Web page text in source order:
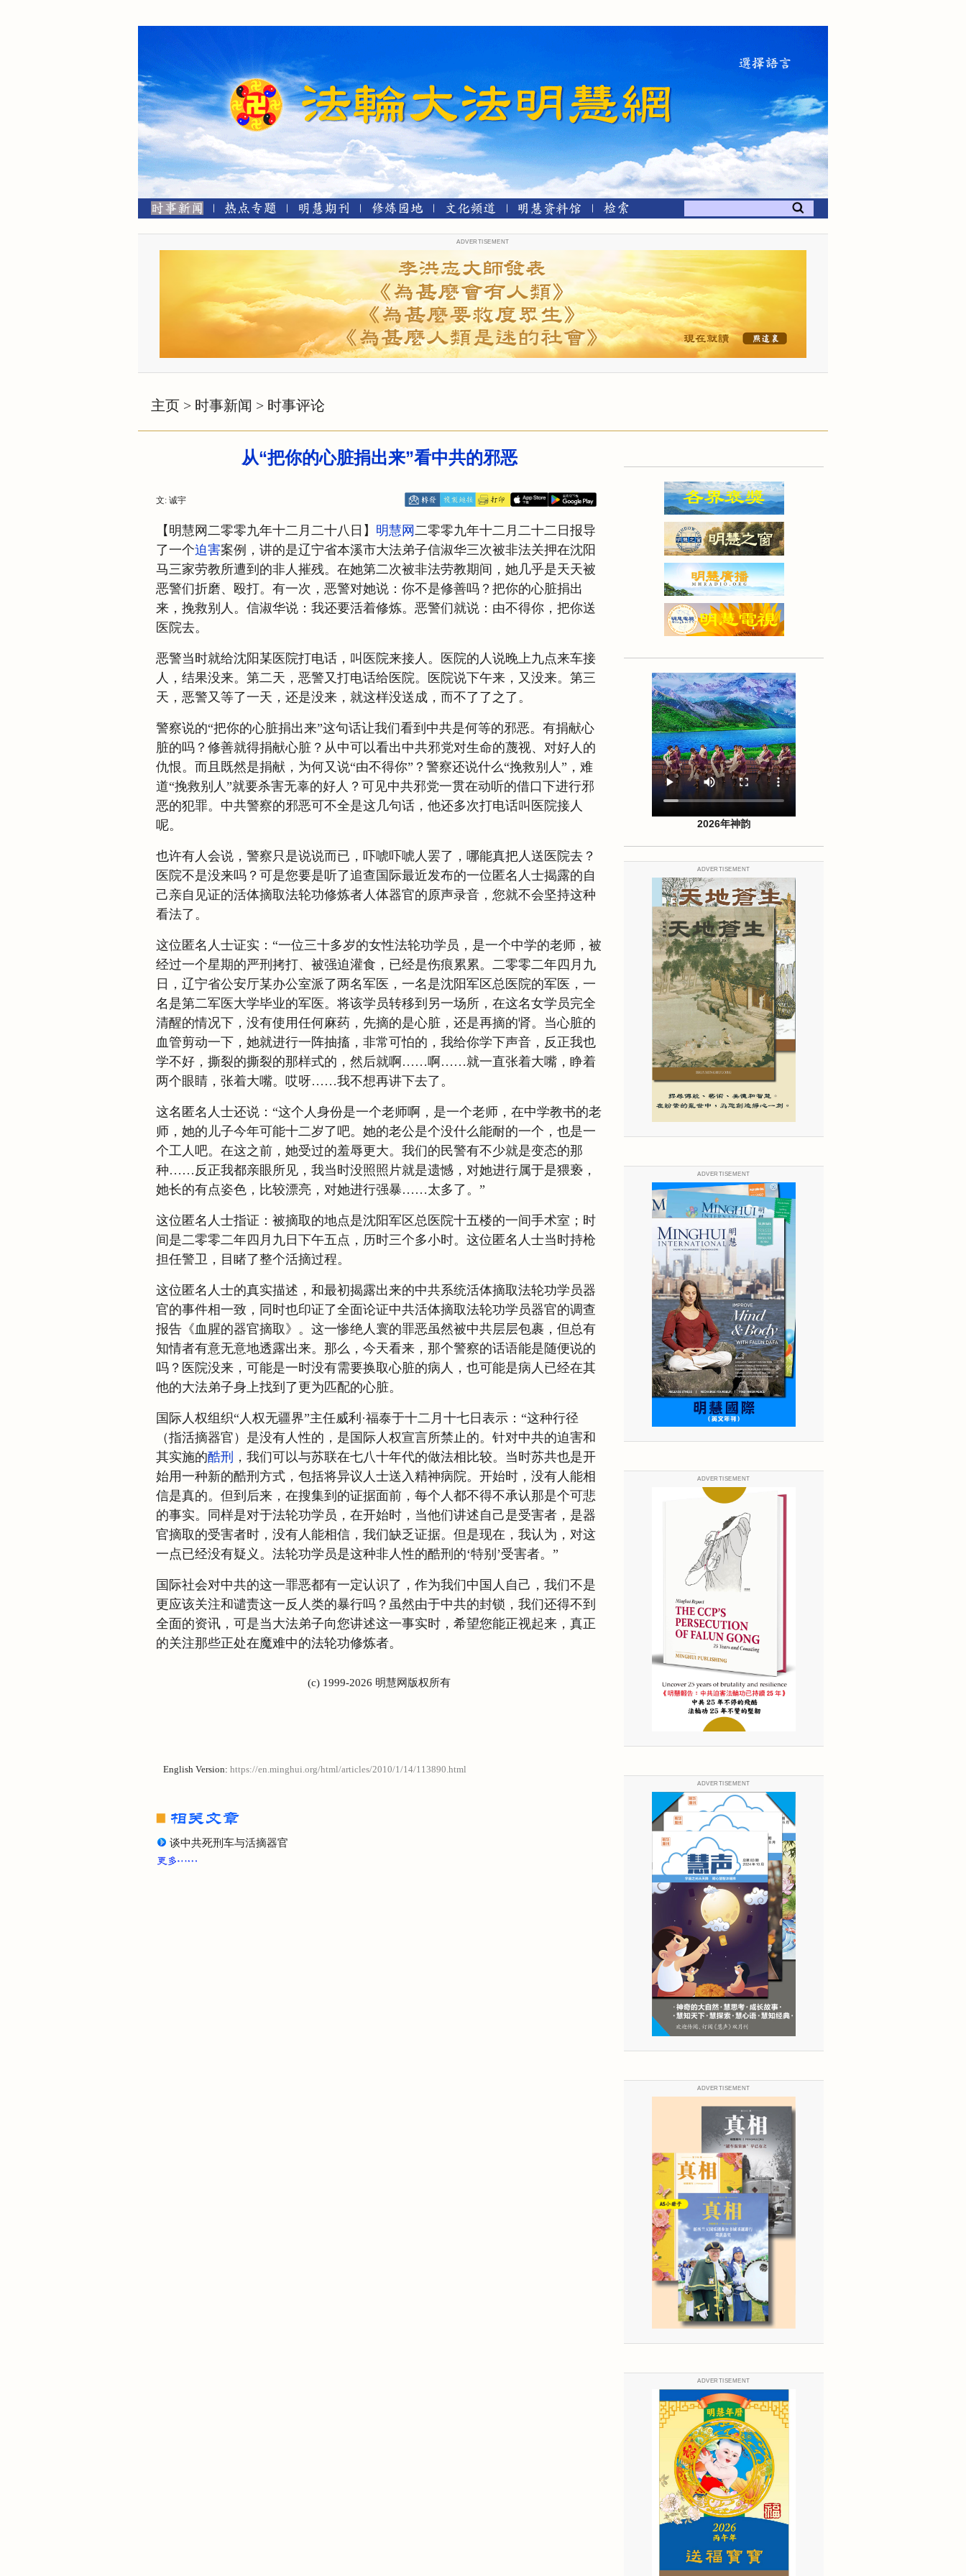
ADVERTISEMENT
主页 > 时事新闻 > 时事评论
从“把你的心脏捐出来”看中共的邪恶
文: 诚宇
【明慧网二零零九年十二月二十八日】 明慧网 二零零九年十二月二十二日报导
了一个迫害案例，讲的是辽宁省本溪市大法弟子信淑华三次被非法关押在沈阳
马三家劳教所遭到的非人摧残。在她第二次被非法劳教期间，她几乎是天天被
恶警们折磨、殴打。有一次，恶警对她说：你不是修善吗？把你的心脏捐出
来，挽救别人。信淑华说：我还要活着修炼。恶警们就说：由不得你，把你送
医院去。
恶警当时就给沈阳某医院打电话，叫医院来接人。医院的人说晚上九点来车接
人，结果没来。第二天，恶警又打电话给医院。医院说下午来，又没来。第三
天，恶警又等了一天，还是没来，就这样没送成，而不了了之了。
警察说的“把你的心脏捐出来”这句话让我们看到中共是何等的邪恶。有捐献心
脏的吗？修善就得捐献心脏？从中可以看出中共邪党对生命的蔑视、对好人的
仇恨。而且既然是捐献，为何又说“由不得你”？警察还说什么“挽救别人”，难
道“挽救别人”就要杀害无辜的好人？可见中共邪党一贯在动听的借口下进行邪
恶的犯罪。中共警察的邪恶可不全是这几句话，他还多次打电话叫医院接人
呢。
也许有人会说，警察只是说说而已，吓唬吓唬人罢了，哪能真把人送医院去？
医院不是没来吗？可是您要是听了追查国际最近发布的一位匿名人士揭露的自
己亲自见证的活体摘取法轮功修炼者人体器官的原声录音，您就不会坚持这种
看法了。
这位匿名人士证实：“一位三十多岁的女性法轮功学员，是一个中学的老师，被
经过一个星期的严刑拷打、被强迫灌食，已经是伤痕累累。二零零二年四月九
日，辽宁省公安厅某办公室派了两名军医，一名是沈阳军区总医院的军医，一
名是第二军医大学毕业的军医。将该学员转移到另一场所，在这名女学员完全
清醒的情况下，没有使用任何麻药，先摘的是心脏，还是再摘的肾。当心脏的
血管剪动一下，她就进行一阵抽搐，非常可怕的，我给你学下声音，反正我也
学不好，撕裂的撕裂的那样式的，然后就啊……啊……就一直张着大嘴，睁着
两个眼睛，张着大嘴。哎呀……我不想再讲下去了。
这名匿名人士还说：“这个人身份是一个老师啊，是一个老师，在中学教书的老
师，她的儿子今年可能十二岁了吧。她的老公是个没什么能耐的一个，也是一
个工人吧。在这之前，她受过的羞辱更大。我们的民警有不少就是变态的那
种……反正我都亲眼所见，我当时没照照片就是遗憾，对她进行属于是猥亵，
她长的有点姿色，比较漂亮，对她进行强暴……太多了。”
这位匿名人士指证：被摘取的地点是沈阳军区总医院十五楼的一间手术室；时
间是二零零二年四月九日下午五点，历时三个多小时。这位匿名人士当时持枪
担任警卫，目睹了整个活摘过程。
这位匿名人士的真实描述，和最初揭露出来的中共系统活体摘取法轮功学员器
官的事件相一致，同时也印证了全面论证中共活体摘取法轮功学员器官的调查
报告《血腥的器官摘取》。这一惨绝人寰的罪恶虽然被中共层层包裹，但总有
知情者有意无意地透露出来。那么，今天看来，那个警察的话语能是随便说的
吗？医院没来，可能是一时没有需要换取心脏的病人，也可能是病人已经在其
他的大法弟子身上找到了更为匹配的心脏。
国际人权组织“人权无疆界”主任威利·福泰于十二月十七日表示：“这种行径
（指活摘器官）是没有人性的，是国际人权宣言所禁止的。针对中共的迫害和
其实施的酷刑 ，我们可以与苏联在七八十年代的做法相比较。当时苏共也是开
始用一种新的酷刑方式，包括将异议人士送入精神病院。开始时，没有人能相
信是真的。但到后来，在搜集到的证据面前，每个人都不得不承认那是个可悲
的事实。同样是对于法轮功学员，在开始时，当他们讲述自己是受害者，是器
官摘取的受害者时，没有人能相信，我们缺乏证据。但是现在，我认为，对这
一点已经没有疑义。法轮功学员是这种非人性的酷刑的‘特别’受害者。”
国际社会对中共的这一罪恶都有一定认识了，作为我们中国人自己，我们不是
更应该关注和谴责这一反人类的暴行吗？虽然由于中共的封锁，我们还得不到
全面的资讯，可是当大法弟子向您讲述这一事实时，希望您能正视起来，真正
的关注那些正处在魔难中的法轮功修炼者。
(c) 1999-2026 明慧网版权所有
English Version: https://en.minghui.org/html/articles/2010/1/14/113890.html
谈中共死刑车与活摘器官
2026年神韵
ADVERTISEMENT
ADVERTISEMENT
ADVERTISEMENT
ADVERTISEMENT
ADVERTISEMENT
ADVERTISEMENT